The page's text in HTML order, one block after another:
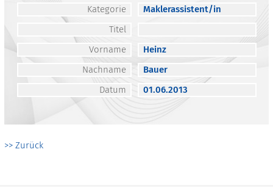
Kategorie
Maklerassistent/in
Titel
Vorname
Heinz
Nachname
Bauer
Datum
01.06.2013
>> Zurück